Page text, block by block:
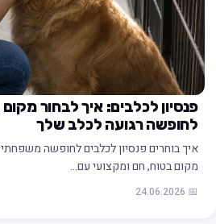
פנסיון לכלבים: איך לבחור
לחופשה רגועה לכלב שלך
איך בוחרים פנסיון לכלבים לחופשה
מקום בטוח, חם ומקצועי עם…
📅 24.06.2026